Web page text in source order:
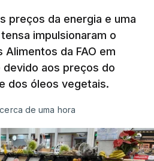
preços da energia e uma
impulsionaram o
da FAO em
aos preços do
dos óleos vegetais.
cerca de uma hora